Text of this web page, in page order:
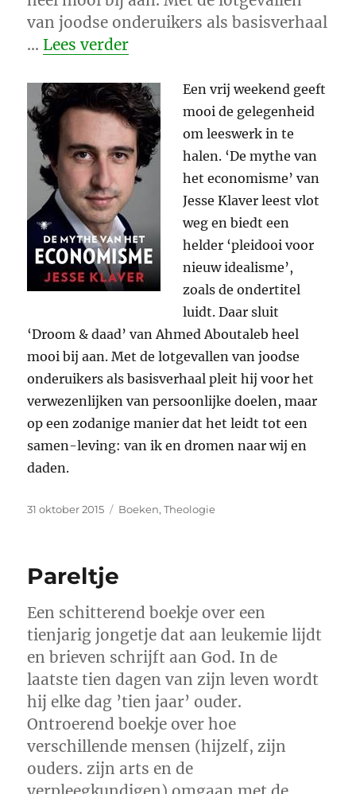
van joodse onderuikers als basisverhaal
… Lees verder“Droom en daad”
Een vrij weekend geeft
mooi de gelegenheid
om leeswerk in te
halen. ‘De mythe van
het economisme’ van
Jesse Klaver leest vlot
weg en biedt een
helder ‘pleidooi voor
nieuw idealisme’,
zoals de ondertitel
luidt. Daar sluit
‘Droom & daad’ van Ahmed Aboutaleb heel
mooi bij aan. Met de lotgevallen van joodse
onderuikers als basisverhaal pleit hij voor het
verwezenlijken van persoonlijke doelen, maar
op een zodanige manier dat het leidt tot een
samen-leving: van ik en dromen naar wij en
daden.
Geplaatst
31 oktober 2015 Categorieën
Boeken,Theologie
Pareltje
Een schitterend boekje over een
tienjarig jongetje dat aan leukemie lijdt
en brieven schrijft aan God. In de
laatste tien dagen van zijn leven wordt
hij elke dag ’tien jaar’ ouder.
Ontroerend boekje over hoe
verschillende mensen (hijzelf, zijn
ouders. zijn arts en de